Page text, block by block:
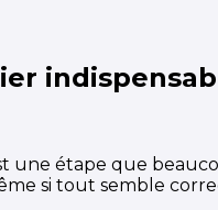
une étape que
si tout semble